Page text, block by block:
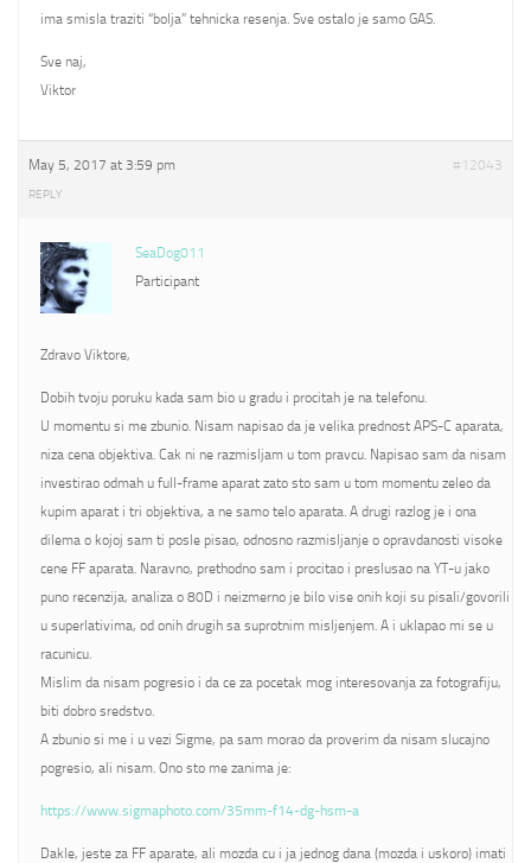
ima smisla traziti “bolja” tehnicka resenja. Sve ostalo je samo GAS.
Sve naj,
Viktor
May 5, 2017 at 3:59 pm #12043
REPLY
SeaDog011
Participant
Zdravo Viktore,
Dobih tvoju poruku kada sam bio u gradu i procitah je na telefonu.
U momentu si me zbunio. Nisam napisao da je velika prednost APS-C aparata,
niza cena objektiva. Cak ni ne razmisljam u tom pravcu. Napisao sam da nisam
investirao odmah u full-frame aparat zato sto sam u tom momentu zeleo da
kupim aparat i tri objektiva, a ne samo telo aparata. A drugi razlog je i ona
dilema o kojoj sam ti posle pisao, odnosno razmisljanje o opravdanosti visoke
cene FF aparata. Naravno, prethodno sam i procitao i preslusao na YT-u jako
puno recenzija, analiza o 80D i neizmerno je bilo vise onih koji su pisali/govorili
u superlativima, od onih drugih sa suprotnim misljenjem. A i uklapao mi se u
racunicu.
Mislim da nisam pogresio i da ce za pocetak mog interesovanja za fotografiju,
biti dobro sredstvo.
A zbunio si me i u vezi Sigme, pa sam morao da proverim da nisam slucajno
pogresio, ali nisam. Ono sto me zanima je:
https://www.sigmaphoto.com/35mm-f14-dg-hsm-a
Dakle, jeste za FF aparate, ali mozda cu i ja jednog dana (mozda i uskoro) imati